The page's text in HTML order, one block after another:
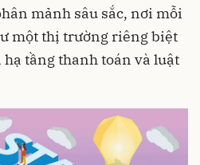
mảnh sâu sắc, nơi mỗi
một thị trường riêng biệt
tầng thanh toán và luật